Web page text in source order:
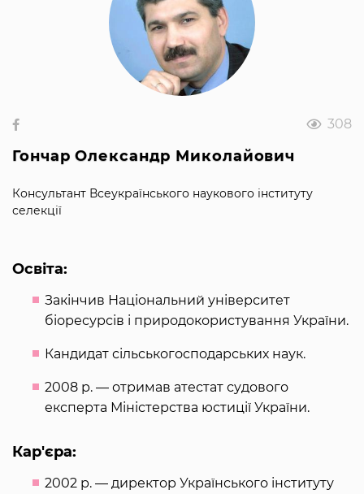
308
Гончар Олександр Миколайович
Консультант Всеукраїнського наукового інституту
селекції
Освіта:
Закінчив Національний університет
біоресурсів і природокористування України.
Кандидат сільськогосподарських наук.
2008 р. — отримав атестат судового
експерта Міністерства юстиції України.
Кар'єра:
2002 р. — директор Українського інституту